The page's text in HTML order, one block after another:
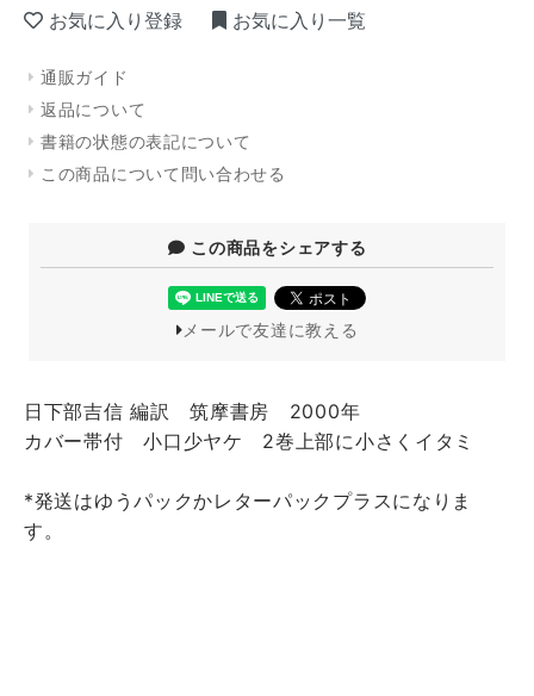
お気に入り登録 お気に入り一覧
通販ガイド
返品について
書籍の状態の表記について
この商品について問い合わせる
この商品をシェアする
メールで友達に教える
日下部吉信 編訳 筑摩書房 2000年
カバー帯付 小口少ヤケ 2巻上部に小さくイタミ
*発送はゆうパックかレターパックプラスになりま
す。